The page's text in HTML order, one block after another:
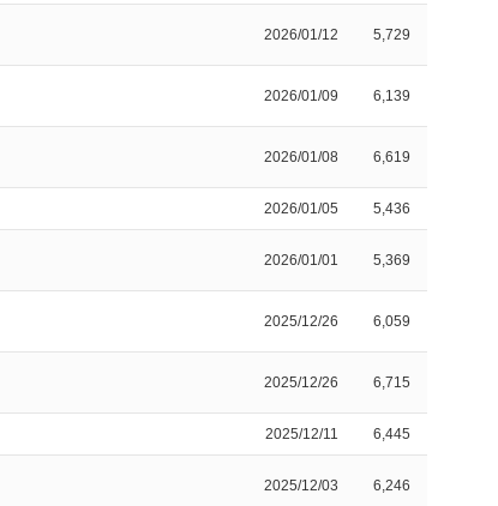
2026/01/12 5,729
2026/01/09 6,139
2026/01/08 6,619
2026/01/05 5,436
2026/01/01 5,369
2025/12/26 6,059
2025/12/26 6,715
2025/12/11 6,445
2025/12/03 6,246